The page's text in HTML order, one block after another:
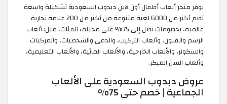
يوفر متجر ألعاب أطفال أون لاين دبدوب السعودية تشكيلة واسعة
تضم أكثر من 6000 لعبة متنوعة من أكثر من 200 علامة تجارية
عالمية، بخصومات تصل إلى 75% على مختلف الفئات، مثل: ألعاب
الرسم والفنون، وألعاب التركيب، والدمى والشخصيات، والمركبات
والسكوتر، والألعاب الخارجية، والألعاب المائية، والألعاب التعليمية،
وألعاب السن المبكر.
عروض دبدوب السعودية على الألعاب
الجماعية | خصم حتى 75%